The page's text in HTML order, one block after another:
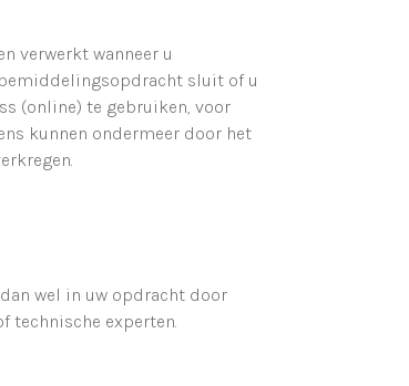
verwerkt wanneer u
sluit of u
(online) te gebruiken, voor
kunnen ondermeer door het
wel in uw opdracht door
technische experten.